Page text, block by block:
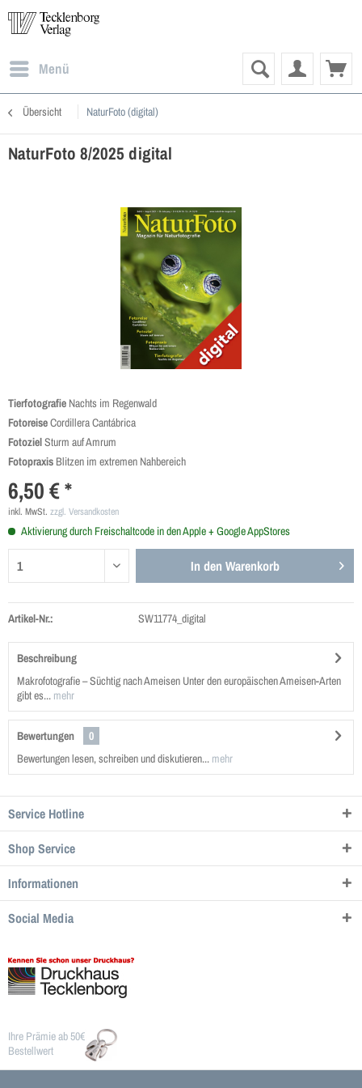
Menü
Übersicht NaturFoto (digital)
NaturFoto 8/2025 digital
Tierfotografie Nachts im Regenwald
FotoreiseCordillera Cantábrica
FotozielSturm auf Amrum
Fotopraxis Blitzen im extremen Nahbereich
6,50 € *
inkl. MwSt. zzgl. Versandkosten
Aktivierung durch Freischaltcode in den Apple + Google AppStores
In den Warenkorb
Artikel-Nr.: SW11774_digital
Beschreibung
Makrofotografie – Süchtig nach Ameisen Unter den europäischen Ameisen-Arten
gibt es... mehr
Bewertungen
0
Bewertungen lesen, schreiben und diskutieren... mehr
Service Hotline
Shop Service
Informationen
Social Media
Ihre Prämie ab 50€
Bestellwert